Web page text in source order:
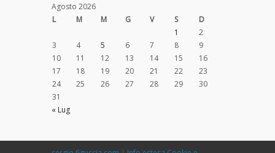
Agosto 2026
L
M M G V S
D
1
2
3
4 5 6 7 8
9
10
11 12 13 14 15
16
17
18 19 20 21 22
23
24
25 26 27 28 29
30
31
« Lug